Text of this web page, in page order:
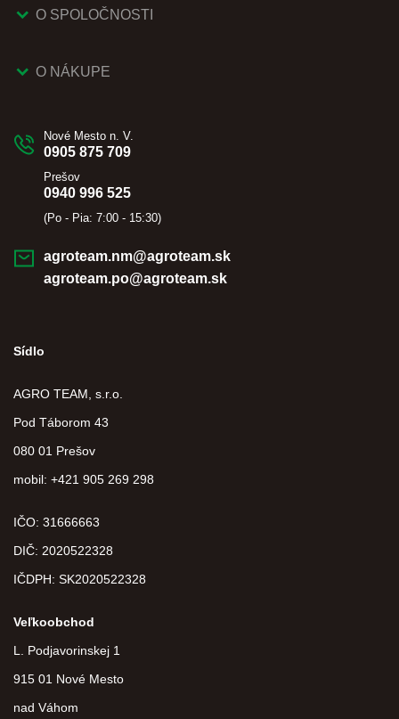
O SPOLOČNOSTI
O NÁKUPE
Nové Mesto n. V.
0905 875 709
Prešov
0940 996 525
(Po - Pia: 7:00 - 15:30)
agroteam.nm@agroteam.sk
agroteam.po@agroteam.sk
Sídlo
AGRO TEAM, s.r.o.
Pod Táborom 43
080 01 Prešov
mobil: +421 905 269 298
IČO: 31666663
DIČ: 2020522328
IČDPH: SK2020522328
Veľkoobchod
L. Podjavorinskej 1
915 01 Nové Mesto
nad Váhom